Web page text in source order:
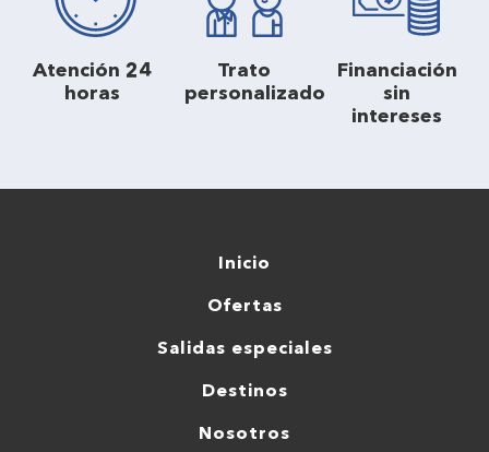
Atención 24
horas
Trato
personalizado
Financiación
sin
intereses
Inicio
Ofertas
Salidas especiales
Destinos
Nosotros